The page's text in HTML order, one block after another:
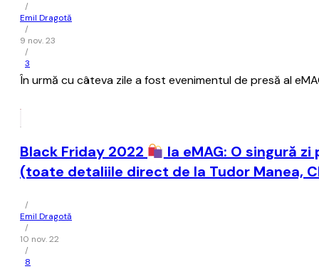
/
Emil Dragotă
/
9 nov. 23
/
3
În urmă cu câteva zile a fost evenimentul de presă al
Black Friday 2022
la eMAG: O singură
(toate detaliile direct de la Tudor Manea,
/
Emil Dragotă
/
10 nov. 22
/
8